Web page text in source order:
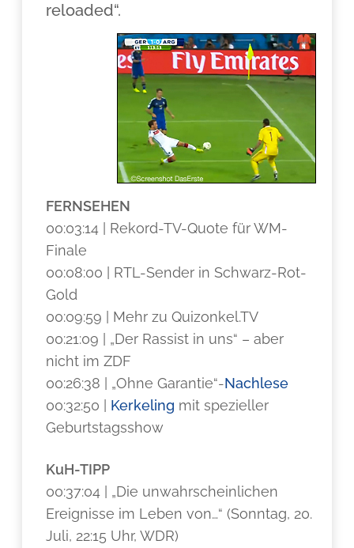
reloaded“.
FERNSEHEN
00:03:14 | Rekord-TV-Quote für WM-
Finale
00:08:00 | RTL-Sender in Schwarz-Rot-
Gold
00:09:59 | Mehr zu Quizonkel.TV
00:21:09 | „Der Rassist in uns“ – aber
nicht im ZDF
00:26:38 | „Ohne Garantie“-Nachlese
00:32:50 | Kerkeling mit spezieller
Geburtstagsshow
KuH-TIPP
00:37:04 | „Die unwahrscheinlichen
Ereignisse im Leben von…“ (Sonntag, 20.
Juli, 22:15 Uhr, WDR)